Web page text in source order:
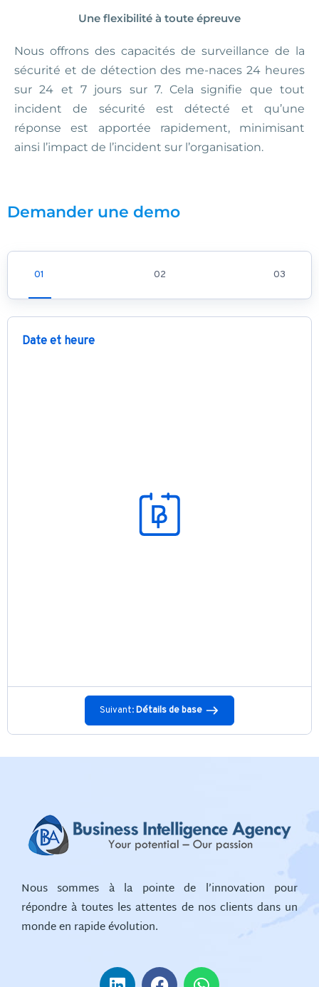
Une flexibilité à toute épreuve
Nous offrons des capacités de surveillance de la
sécurité et de détection des me-naces 24 heures
sur 24 et 7 jours sur 7. Cela signifie que tout
incident de sécurité est détecté et qu’une
réponse est apportée rapidement, minimisant
ainsi l’impact de l’incident sur l’organisation.
Demander une demo
Date et heure
Suivant:Détails de base
Nous sommes à la pointe de l’innovation pour
répondre à toutes les attentes de nos clients dans un
monde en rapide évolution.